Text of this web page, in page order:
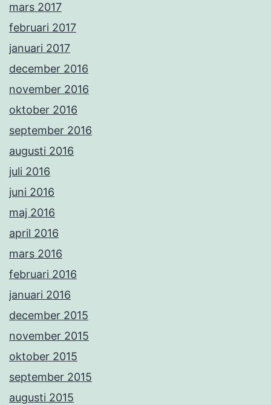
mars 2017
februari 2017
januari 2017
december 2016
november 2016
oktober 2016
september 2016
augusti 2016
juli 2016
juni 2016
maj 2016
april 2016
mars 2016
februari 2016
januari 2016
december 2015
november 2015
oktober 2015
september 2015
augusti 2015